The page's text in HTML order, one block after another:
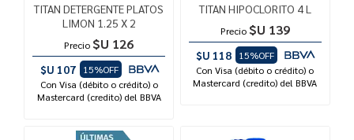
TITAN DETERGENTE PLATOS
LIMON 1.25 X 2
Precio $U 126
$U 107
15%OFF
Con Visa (débito o crédito) o
Mastercard (credito) del BBVA
TITAN HIPOCLORITO 4 L
Precio $U 139
$U 118
15%OFF
Con Visa (débito o crédito) o
Mastercard (credito) del BBVA